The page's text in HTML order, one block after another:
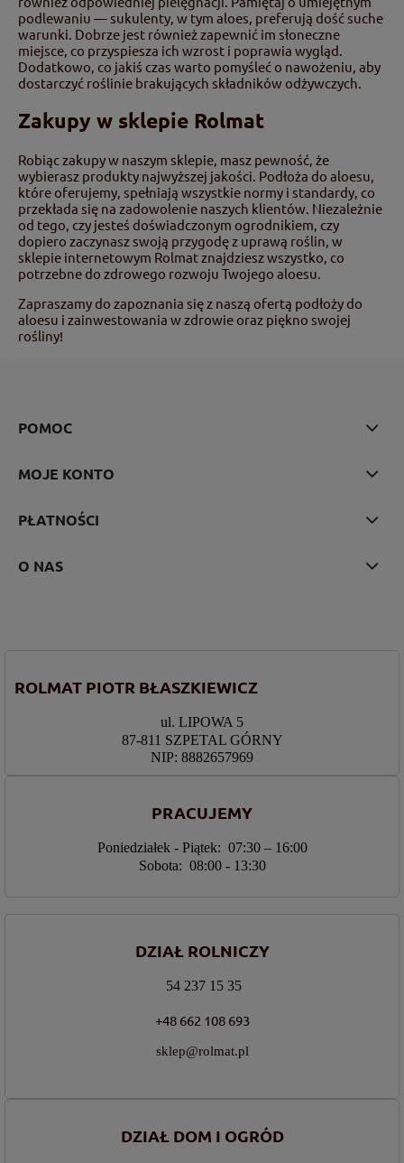
podlewaniu — sukulenty, w tym aloes, preferują dość suche
warunki. Dobrze jest również zapewnić im słoneczne
miejsce, co przyspiesza ich wzrost i poprawia wygląd.
Dodatkowo, co jakiś czas warto pomyśleć o nawożeniu, aby
dostarczyć roślinie brakujących składników odżywczych.
Zakupy w sklepie Rolmat
Robiąc zakupy w naszym sklepie, masz pewność, że
wybierasz produkty najwyższej jakości. Podłoża do aloesu,
które oferujemy, spełniają wszystkie normy i standardy, co
przekłada się na zadowolenie naszych klientów. Niezależnie
od tego, czy jesteś doświadczonym ogrodnikiem, czy
dopiero zaczynasz swoją przygodę z uprawą roślin, w
sklepie internetowym Rolmat znajdziesz wszystko, co
potrzebne do zdrowego rozwoju Twojego aloesu.
Zapraszamy do zapoznania się z naszą ofertą podłoży do
aloesu i zainwestowania w zdrowie oraz piękno swojej
rośliny!
POMOC
MOJE KONTO
PŁATNOŚCI
O NAS
ROLMAT PIOTR BŁASZKIEWICZ
ul. LIPOWA 5
87-811 SZPETAL GÓRNY
NIP: 8882657969
PRACUJEMY
Poniedziałek - Piątek: 07:30 – 16:00
Sobota: 08:00 - 13:30
DZIAŁ ROLNICZY
54 237 15 35
+48 662 108 693
sklep@rolmat.pl
DZIAŁ DOM I OGRÓD